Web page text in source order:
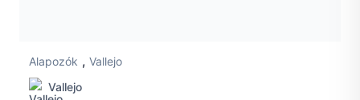
Alapozók , Vallejo
Vallejo